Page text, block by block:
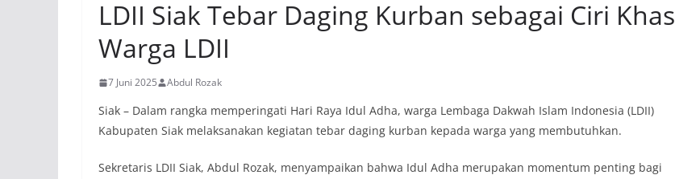
LDII Siak Tebar Daging Kurban sebagai Ciri Khas
Warga LDII
7 Juni 2025 Abdul Rozak
Siak – Dalam rangka memperingati Hari Raya Idul Adha, warga Lembaga Dakwah Islam Indonesia (LDII)
Kabupaten Siak melaksanakan kegiatan tebar daging kurban kepada warga yang membutuhkan.
Sekretaris LDII Siak, Abdul Rozak, menyampaikan bahwa Idul Adha merupakan momentum penting bagi